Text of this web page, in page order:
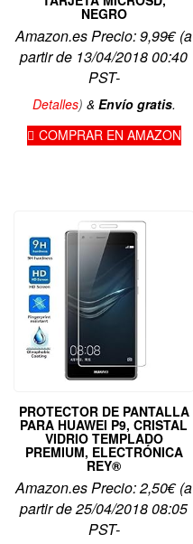
NEGRO
Amazon.es Precio:9,99€(a
partir de 13/04/2018 00:40
PST-
Detalles) & Envío gratis.
COMPRAR EN AMAZON
PROTECTOR DE PANTALLA
PARA HUAWEI P9, CRISTAL
VIDRIO TEMPLADO
PREMIUM, ELECTRÓNICA
REY®
Amazon.es Precio:2,50€(a
partir de 25/04/2018 08:05
PST-